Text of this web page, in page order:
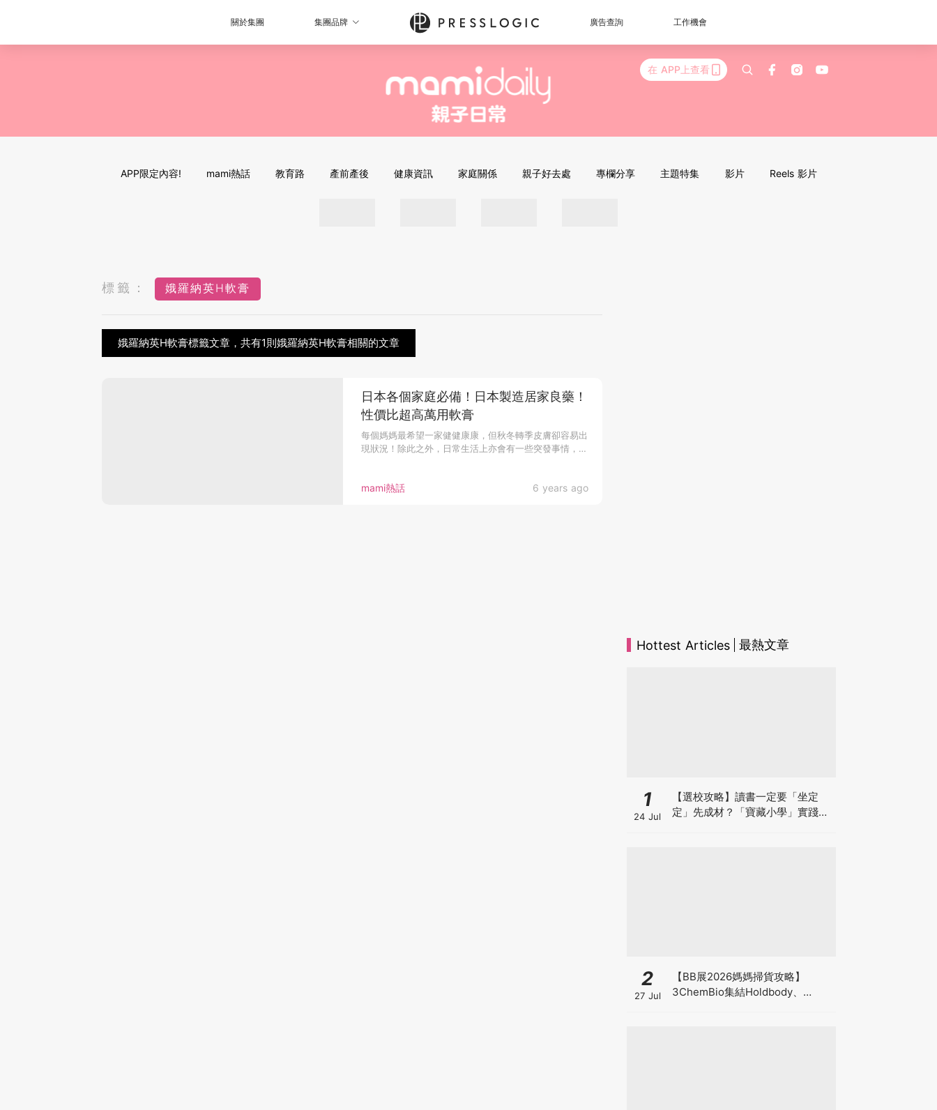
關於集團 集團品牌 廣告查詢 工作機會
在 APP上查看
APP限定內容! mami熱話 教育路 產前產後 健康資訊 家庭關係 親子好去處 專欄分享 主題特集 影片 Reels 影片
標籤： 娥羅納英H軟膏
娥羅納英H軟膏標籤文章，共有1則娥羅納英H軟膏相關的文章
mami熱話 6 years ago
日本各個家庭必備！日本製造居家良藥！
性價比超高萬用軟膏
每個媽媽最希望一家健健康康，但秋冬轉季皮膚卻容易出
現狀況！除此之外，日常生活上亦會有一些突發事情，
Hottest Articles 最熱文章
1
24 Jul
【選校攻略】讀書一定要「坐定
定」先成材？「寶藏小學」實踐動
2
27 Jul
【BB展2026媽媽掃貨攻略】
3ChemBio集結Holdbody、